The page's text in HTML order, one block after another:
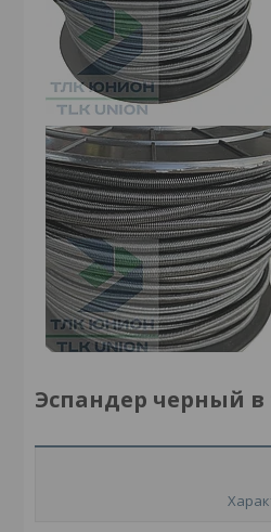
Эспандер черный в